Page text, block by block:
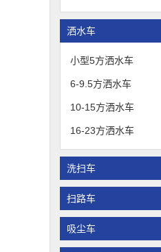
洒水车
小型5方洒水车
6-9.5方洒水车
10-15方洒水车
16-23方洒水车
洗扫车
扫路车
吸尘车